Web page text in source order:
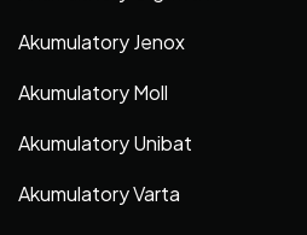
Akumulatory Jenox
Akumulatory Moll
Akumulatory Unibat
Akumulatory Varta